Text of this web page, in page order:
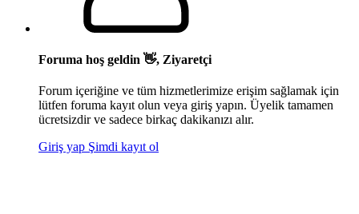
Foruma hoş geldin 👋, Ziyaretçi
Forum içeriğine ve tüm hizmetlerimize erişim sağlamak için
lütfen foruma kayıt olun veya giriş yapın. Üyelik tamamen
ücretsizdir ve sadece birkaç dakikanızı alır.
Giriş yap Şimdi kayıt ol